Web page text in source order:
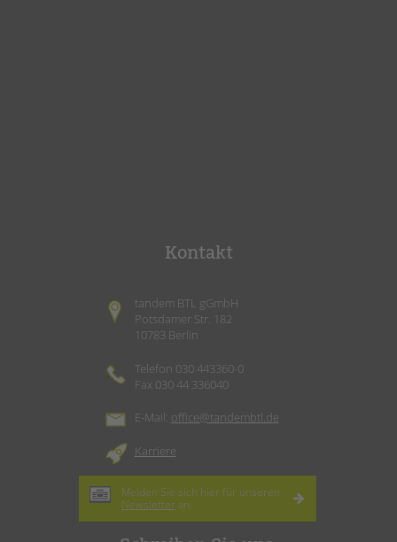
Kontakt
tandem BTL gGmbH
Potsdamer Str. 182
10783 Berlin
Telefon 030 443360-0
Fax 030 44 336040
E-Mail: office@tandembtl.de
Karriere
Melden Sie sich hier für unseren
Newsletter an.